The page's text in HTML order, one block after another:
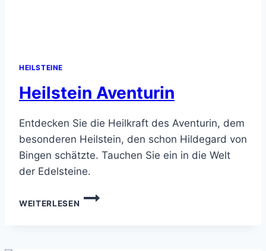
HEILSTEINE
Heilstein Aventurin
Entdecken Sie die Heilkraft des Aventurin, dem
besonderen Heilstein, den schon Hildegard von
Bingen schätzte. Tauchen Sie ein in die Welt
der Edelsteine.
WEITERLESEN
HEILSTEIN